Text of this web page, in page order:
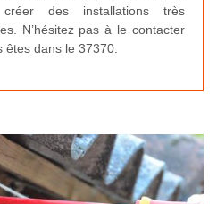
des installations très
N’hésitez pas à le contacter
êtes dans le 37370.